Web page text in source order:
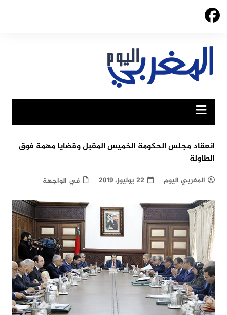
Skip
انعقاد مجلس الحكومة الخميس المقبل وقضايا مهمة فوق
الطاولة
المغربي اليوم 22 يوليوز، 2019 في الواجهة